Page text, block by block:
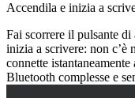
Accendila e inizia a
Fai scorrere il pulsante di
inizia a scrivere: non
connette
Bluetooth complesse e